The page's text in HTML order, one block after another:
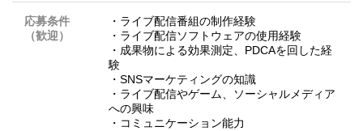
応募条件
（歓迎）
・ライブ配信番組の制作経験
・ライブ配信ソフトウェアの使用経験
・成果物による効果測定、PDCAを回した経
験
・SNSマーケティングの知識
・ライブ配信やゲーム、ソーシャルメディア
への興味
・コミュニケーション能力